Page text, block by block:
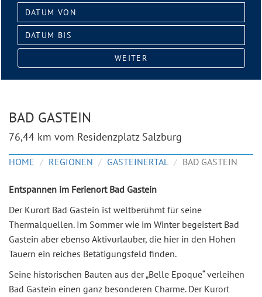
Datum
von:
Datum
bis:
WEITER
BAD GASTEIN
76,44 km vom Residenzplatz Salzburg
HOME REGIONEN GASTEINERTAL BAD GASTEIN
Entspannen im Ferienort Bad Gastein
Der Kurort Bad Gastein ist weltberühmt für seine
Thermalquellen. Im Sommer wie im Winter begeistert Bad
Gastein aber ebenso Aktivurlauber, die hier in den Hohen
Tauern ein reiches Betätigungsfeld finden.
Seine historischen Bauten aus der „Belle Epoque“ verleihen
Bad Gastein einen ganz besonderen Charme. Der Kurort